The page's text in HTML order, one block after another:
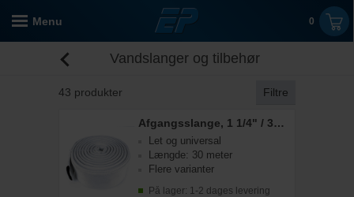
Menu 0
Vandslanger og tilbehør
43 produkter Filtre
Afgangsslange, 1 1/4" / 32 mm, 30 mtr
Let og universal
Længde: 30 meter
Flere varianter
På lager: 1-2 dages levering